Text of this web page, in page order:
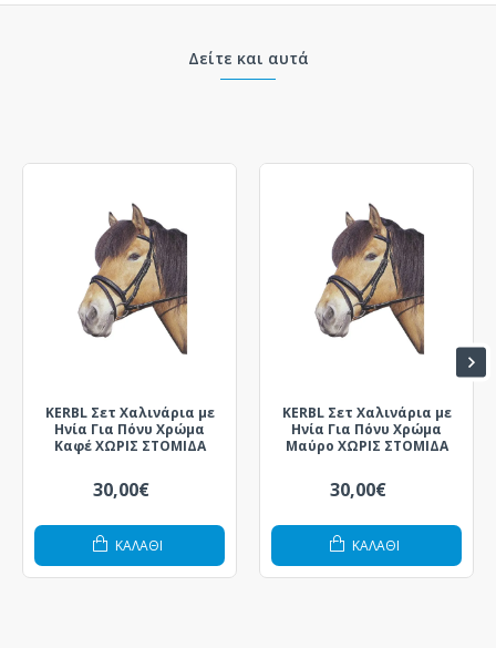
Δείτε και αυτά
KERBL Σετ Χαλινάρια με
Ηνία Για Πόνυ Χρώμα
Καφέ ΧΩΡΙΣ ΣΤΟΜΙΔΑ
30,00€
ΚΑΛΆΘΙ
KERBL Σετ Χαλινάρια με
Ηνία Για Πόνυ Χρώμα
Μαύρο ΧΩΡΙΣ ΣΤΟΜΙΔΑ
30,00€
ΚΑΛΆΘΙ